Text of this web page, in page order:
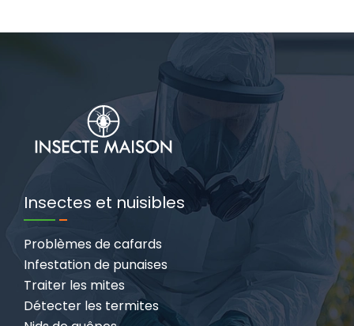
Insectes et nuisibles
Problèmes de cafards
Infestation de punaises
Traiter les mites
Détecter les termites